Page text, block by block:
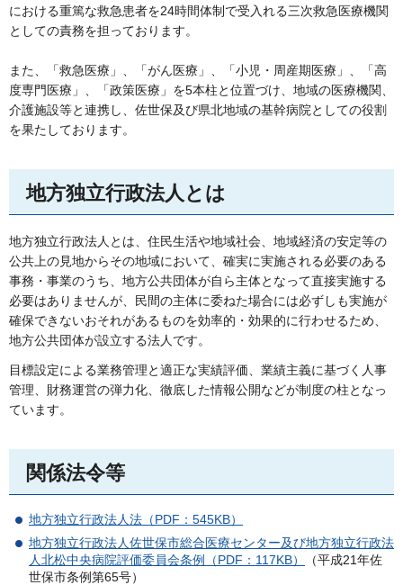
における重篤な救急患者を24時間体制で受入れる三次救急医療機関
としての責務を担っております。
また、「救急医療」、「がん医療」、「小児・周産期医療」、「高
度専門医療」、「政策医療」を5本柱と位置づけ、地域の医療機関、
介護施設等と連携し、佐世保及び県北地域の基幹病院としての役割
を果たしております。
地方独立行政法人とは
地方独立行政法人とは、住民生活や地域社会、地域経済の安定等の
公共上の見地からその地域において、確実に実施される必要のある
事務・事業のうち、地方公共団体が自ら主体となって直接実施する
必要はありませんが、民間の主体に委ねた場合には必ずしも実施が
確保できないおそれがあるものを効率的・効果的に行わせるため、
地方公共団体が設立する法人です。
目標設定による業務管理と適正な実績評価、業績主義に基づく人事
管理、財務運営の弾力化、徹底した情報公開などが制度の柱となっ
ています。
関係法令等
地方独立行政法人法（PDF：545KB）
地方独立行政法人佐世保市総合医療センター及び地方独立行政法
人北松中央病院評価委員会条例（PDF：117KB）
（平成21年佐
世保市条例第65号）